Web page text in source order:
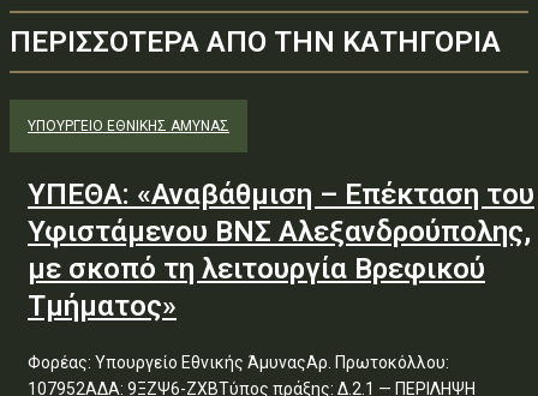
ΠΕΡΙΣΣΟΤΕΡΑ ΑΠΟ ΤΗΝ ΚΑΤΗΓΟΡΙΑ
ΥΠΟΥΡΓΕΊΟ ΕΘΝΙΚΉΣ ΆΜΥΝΑΣ
ΥΠΕΘΑ: «Αναβάθμιση – Επέκταση του
Υφιστάμενου ΒΝΣ Αλεξανδρούπολης,
με σκοπό τη λειτουργία Βρεφικού
Τμήματος»
Φορέας: Υπουργείο Εθνικής ΆμυναςΑρ. Πρωτοκόλλου:
107952ΑΔΑ: 9ΞΖΨ6-ΖΧΒΤύπος πράξης: Δ.2.1 — ΠΕΡΙΛΗΨΗ